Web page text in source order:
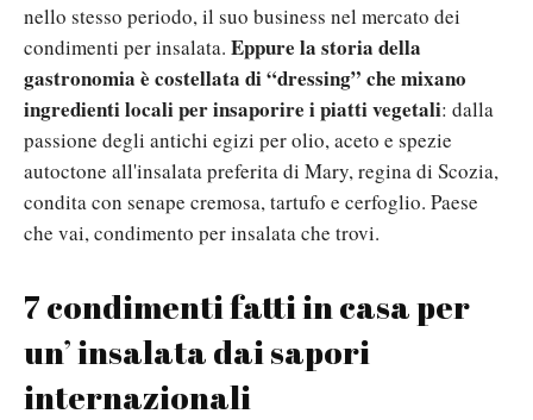
nello stesso periodo, il suo business nel mercato dei
condimenti per insalata. Eppure la storia della
gastronomia è costellata di “dressing” che mixano
ingredienti locali per insaporire i piatti vegetali: dalla
passione degli antichi egizi per olio, aceto e spezie
autoctone all'insalata preferita di Mary, regina di Scozia,
condita con senape cremosa, tartufo e cerfoglio. Paese
che vai, condimento per insalata che trovi.
7 condimenti fatti in casa per
un’ insalata dai sapori
internazionali